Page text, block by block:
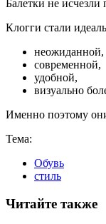
Балетки не
Клогги стали
неожиданной,
современной,
удобной,
визуально
Именно поэтому
Тема:
Обувь
стиль
Читайте также